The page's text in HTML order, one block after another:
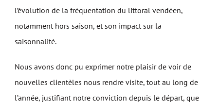
l’évolution de la fréquentation du littoral vendéen,
notamment hors saison, et son impact sur la
saisonnalité.
Nous avons donc pu exprimer notre plaisir de voir de
nouvelles clientèles nous rendre visite, tout au long de
l’année, justifiant notre conviction depuis le départ, que